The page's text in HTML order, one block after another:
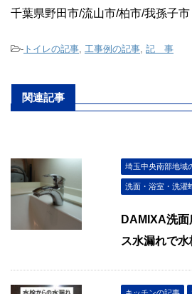
千葉県野田市/流山市/柏市/我孫子市
- トイレの記事, 工事例の記事, 記 事
関連記事
埼玉中央南部地域
洗面・浴室・洗濯
DAMIXA洗
ス水漏れで